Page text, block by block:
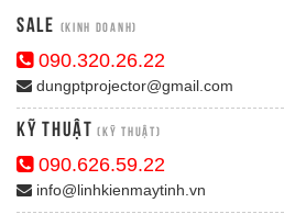
Sale (Kinh doanh)
090.320.26.22
dungptprojector@gmail.com
Kỹ Thuật (Kỹ thuật)
090.626.59.22
info@linhkienmaytinh.vn